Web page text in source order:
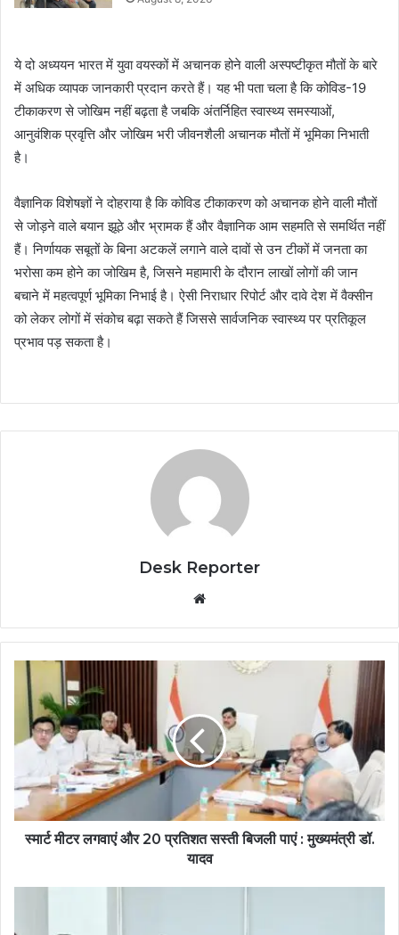
ये दो अध्ययन भारत में युवा वयस्कों में अचानक होने वाली अस्पष्टीकृत मौतों के बारे
में अधिक व्यापक जानकारी प्रदान करते हैं। यह भी पता चला है कि कोविड-19
टीकाकरण से जोखिम नहीं बढ़ता है जबकि अंतर्निहित स्वास्थ्य समस्याओं,
आनुवंशिक प्रवृत्ति और जोखिम भरी जीवनशैली अचानक मौतों में भूमिका निभाती
है।
वैज्ञानिक विशेषज्ञों ने दोहराया है कि कोविड टीकाकरण को अचानक होने वाली मौतों
से जोड़ने वाले बयान झूठे और भ्रामक हैं और वैज्ञानिक आम सहमति से समर्थित नहीं
हैं। निर्णायक सबूतों के बिना अटकलें लगाने वाले दावों से उन टीकों में जनता का
भरोसा कम होने का जोखिम है, जिसने महामारी के दौरान लाखों लोगों की जान
बचाने में महत्वपूर्ण भूमिका निभाई है। ऐसी निराधार रिपोर्ट और दावे देश में वैक्सीन
को लेकर लोगों में संकोच बढ़ा सकते हैं जिससे सार्वजनिक स्वास्थ्य पर प्रतिकूल
प्रभाव पड़ सकता है।
Desk Reporter
स्मार्ट मीटर लगवाएं और 20 प्रतिशत सस्ती बिजली पाएं : मुख्यमंत्री डॉ.
यादव